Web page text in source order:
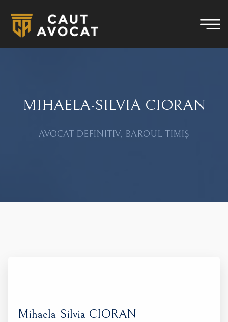
MIHAELA-SILVIA CIORAN
AVOCAT DEFINITIV, BAROUL TIMIȘ
Mihaela-Silvia CIORAN